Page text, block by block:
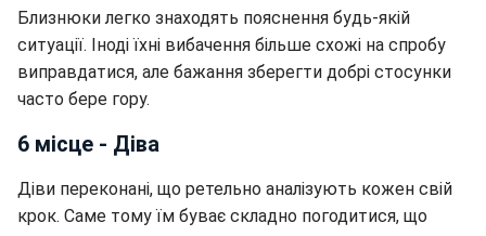
Близнюки легко знаходять пояснення будь-якій
ситуації. Іноді їхні вибачення більше схожі на спробу
виправдатися, але бажання зберегти добрі стосунки
часто бере гору.
6 місце - Діва
Діви переконані, що ретельно аналізують кожен свій
крок. Саме тому їм буває складно погодитися, що